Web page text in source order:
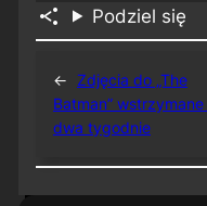
Podziel się
← Zdjęcia do „The
Batman” wstrzymane
dwa tygodnie